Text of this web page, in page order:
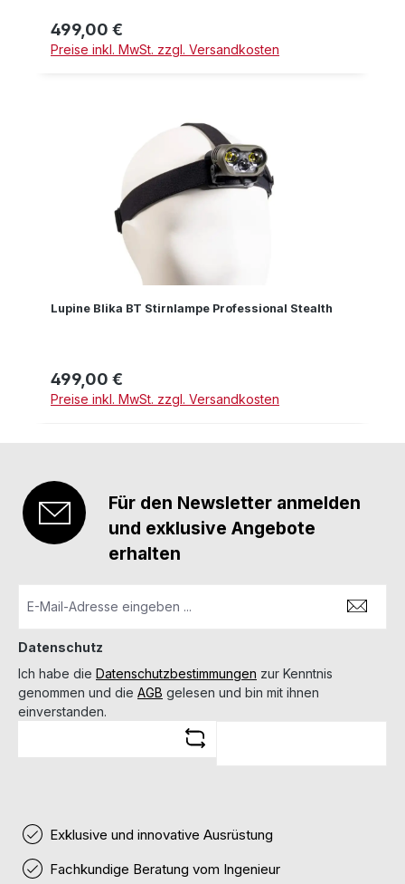
Regulärer Preis:
499,00 €
Preise inkl. MwSt. zzgl. Versandkosten
Lupine Blika BT Stirnlampe Professional Stealth
Regulärer Preis:
499,00 €
Preise inkl. MwSt. zzgl. Versandkosten
Für den Newsletter anmelden
und exklusive Angebote
erhalten
Datenschutz
Ich habe die Datenschutzbestimmungen zur Kenntnis
genommen und die AGB gelesen und bin mit ihnen
einverstanden.
Exklusive und innovative Ausrüstung
Fachkundige Beratung vom Ingenieur